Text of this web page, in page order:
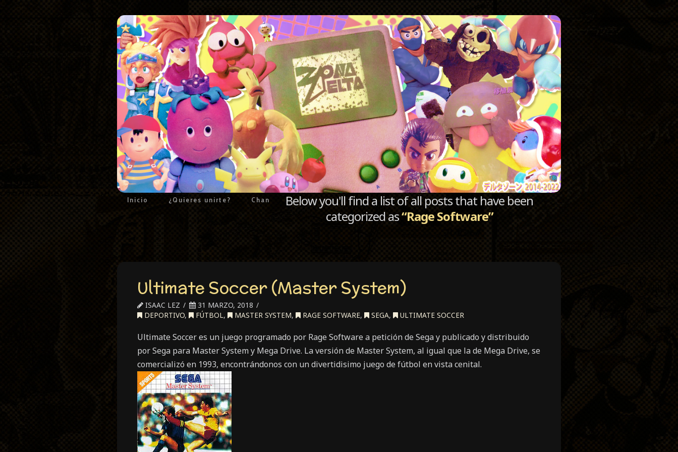
Inicio ¿Quieres unirte? Chan
Below you'll find a list of all posts that have been
categorized as“Rage Software”
Ultimate Soccer (Master System)
ISAAC LEZ
31 MARZO, 2018
DEPORTIVO, FÚTBOL, MASTER SYSTEM, RAGE SOFTWARE, SEGA, ULTIMATE SOCCER
Ultimate Soccer es un juego programado por Rage Software a petición de Sega y publicado y distribuido
por Sega para Master System y Mega Drive. La versión de Master System, al igual que la de Mega Drive, se
comercializó en 1993, encontrándonos con un divertidisimo juego de fútbol en vista cenital.